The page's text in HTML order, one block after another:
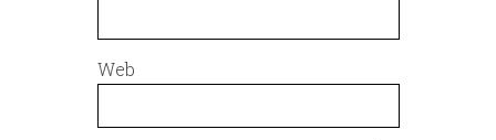
Web